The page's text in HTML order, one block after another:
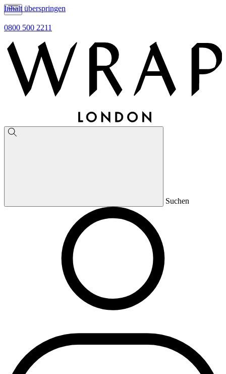
Inhalt überspringen
0800 500 2211
Suchen